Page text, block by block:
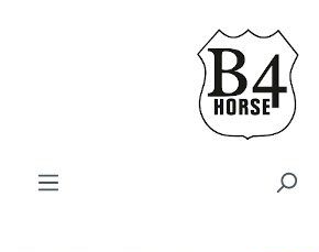
Zum Hauptinhalt springen